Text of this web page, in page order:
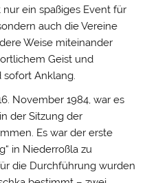
ein spaßiges Event für
auch die Vereine
Weise miteinander
Geist und
sofort Anklang.
November 1984, war es
der Sitzung der
Es war der erste
in Niederroßla zu
die Durchführung wurden